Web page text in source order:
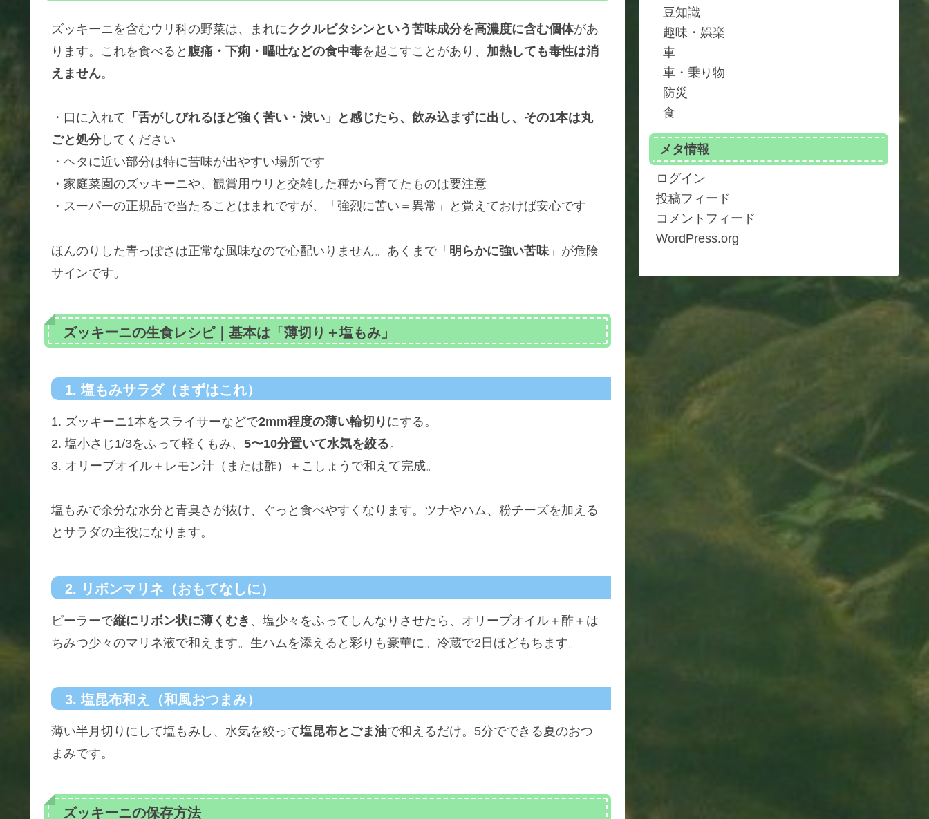
ズッキーニを含むウリ科の野菜は、まれにククルビタシンという苦味成分を高濃度に含む個体があ
ります。これを食べると 腹痛・下痢・嘔吐などの食中毒を起こすことがあり、 加熱しても毒性は消
えません。
・口に入れて 「舌がしびれるほど強く苦い・渋い」と感じたら、飲み込まずに出し、その1本は丸
ごと処分してください
・ヘタに近い部分は特に苦味が出やすい場所です
・家庭菜園のズッキーニや、観賞用ウリと交雑した種から育てたものは要注意
・スーパーの正規品で当たることはまれですが、「強烈に苦い＝異常」と覚えておけば安心です
ほんのりした青っぽさは正常な風味なので心配いりません。あくまで「 明らかに強い苦味 」が危険
サインです。
ズッキーニの生食レシピ｜基本は「薄切り＋塩もみ」
1. 塩もみサラダ（まずはこれ）
1. ズッキーニ1本をスライサーなどで2mm程度の薄い輪切り にする。
2. 塩小さじ1/3をふって軽くもみ、 5〜10分置いて水気を絞る。
3. オリーブオイル＋レモン汁（または酢）＋こしょうで和えて完成。
塩もみで余分な水分と青臭さが抜け、ぐっと食べやすくなります。ツナやハム、粉チーズを加える
とサラダの主役になります。
2. リボンマリネ（おもてなしに）
ピーラーで縦にリボン状に薄くむき 、塩少々をふってしんなりさせたら、オリーブオイル＋酢＋は
ちみつ少々のマリネ液で和えます。生ハムを添えると彩りも豪華に。冷蔵で2日ほどもちます。
3. 塩昆布和え（和風おつまみ）
薄い半月切りにして塩もみし、水気を絞って塩昆布とごま油で和えるだけ。5分でできる夏のおつ
まみです。
ズッキーニの保存方法
豆知識
趣味・娯楽
車
車・乗り物
防災
食
メタ情報
ログイン
投稿フィード
コメントフィード
WordPress.org